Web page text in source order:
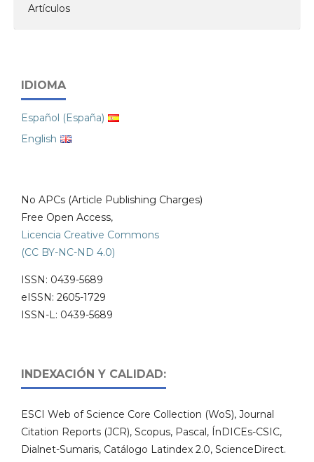
Artículos
IDIOMA
Español (España)
English
No APCs (Article Publishing Charges)
Free Open Access,
Licencia Creative Commons
(CC BY-NC-ND 4.0)
ISSN: 0439-5689
eISSN: 2605-1729
ISSN-L: 0439-5689
INDEXACIÓN Y CALIDAD:
ESCI Web of Science Core Collection (WoS), Journal
Citation Reports (JCR), Scopus, Pascal, ÍnDICEs-CSIC,
Dialnet-Sumaris, Catálogo Latindex 2.0, ScienceDirect.